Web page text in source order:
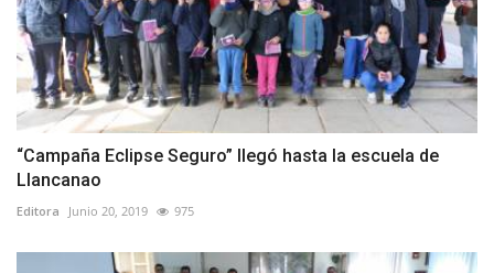
“Campaña Eclipse Seguro” llegó hasta la escuela de
Llancanao
Editora Junio 20, 2019 975